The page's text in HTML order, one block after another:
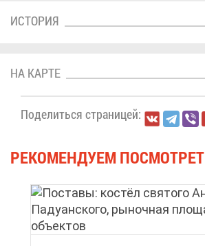
ИС­ТО­РИЯ
НА КАР­ТЕ
По­де­лить­ся стра­ни­цей:
РЕ­КО­МЕН­ДУ­ЕМ